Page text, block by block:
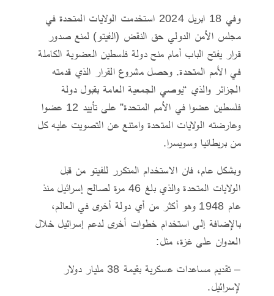
وفي 18 ابريل 2024 استخدمت الولايات المتحدة في
مجلس الأمن الدولي حق النقض (الفيتو) لمنع صدور
قرار يفتح الباب أمام منح دولة فلسطين العضوية الكاملة
في الأمم المتحدة. وحصل مشروع القرار الذي قدمته
الجزائر والذي “يوصي الجمعية العامة بقبول دولة
فلسطين عضوا في الأمم المتحدة” على تأييد 12 عضوا
وعارضته الولايات المتحدة وامتنع عن التصويت عليه كل
من بريطانيا وسويسرا.
وبشكل عام، فان الاستخدام المتكرر للفيتو من قبل
الولايات المتحدة والذي بلغ 46 مرة لصالح إسرائيل منذ
عام 1948 وهو أكثر من أي دولة أخرى في العالم،
بالإضافة إلى استخدام خطوات أخرى لدعم إسرائيل خلال
العدوان على غزة، مثل:
– تقديم مساعدات عسكرية بقيمة 38 مليار دولار
لإسرائيل.